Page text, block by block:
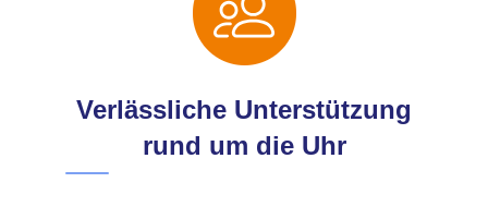
Verlässliche Unterstützung
rund um die Uhr